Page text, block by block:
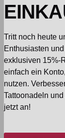
Tritt noch heute
Enthusiasten
exklusiven 15%-
einfach ein
nutzen.
Tattoonadeln
jetzt an!